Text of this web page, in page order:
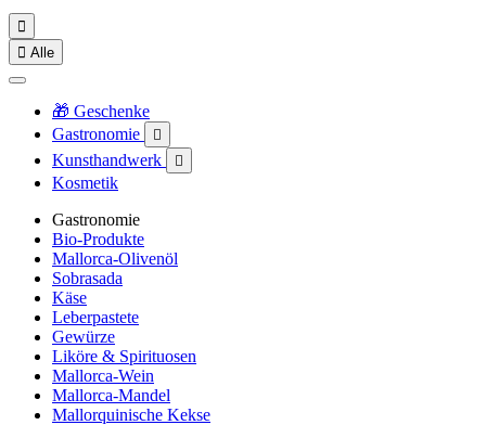

 Alle
🎁 Geschenke
Gastronomie

Kunsthandwerk 
Kosmetik
Gastronomie
Bio-Produkte
Mallorca-Olivenöl
Sobrasada
Käse
Leberpastete
Gewürze
Liköre & Spirituosen
Mallorca-Wein
Mallorca-Mandel
Mallorquinische Kekse